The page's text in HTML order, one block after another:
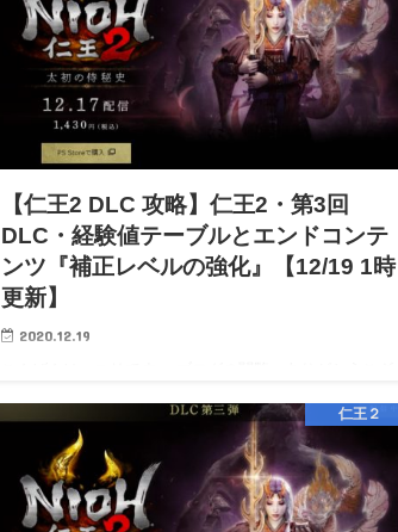
【仁王2 DLC 攻略】仁王2・第3回
DLC・経験値テーブルとエンドコンテ
ンツ『補正レベルの強化』【12/19 1時
更新】
2020.12.19
となりました。) 相互リンク→エキサイト応援ブログ
/ Livedoor応援ブログ / アメブロ応援ブログ …
仁王２